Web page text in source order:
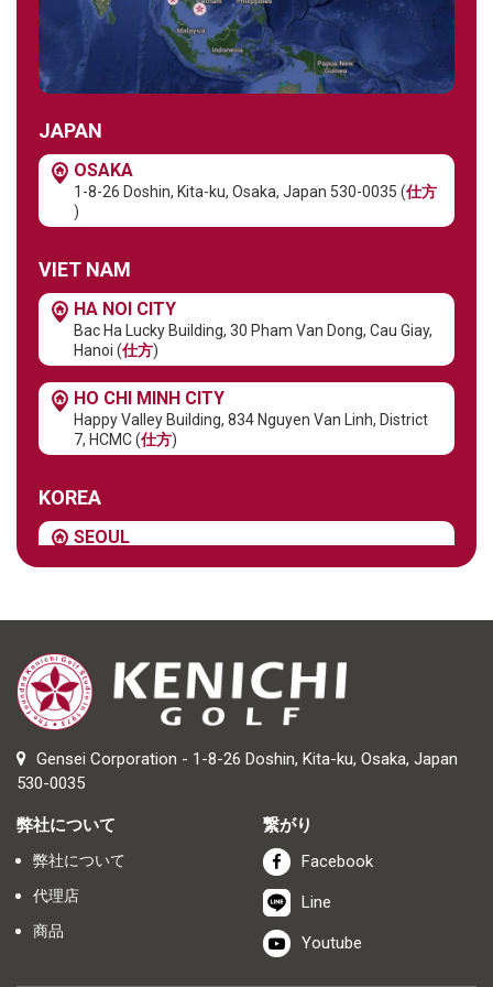
JAPAN
OSAKA
1-8-26 Doshin, Kita-ku, Osaka, Japan 530-0035 (仕方
)
VIET NAM
HA NOI CITY
Bac Ha Lucky Building, 30 Pham Van Dong, Cau Giay,
Hanoi (仕方)
HO CHI MINH CITY
Happy Valley Building, 834 Nguyen Van Linh, District
7, HCMC (仕方)
KOREA
SEOUL
Gensei Corporation - 1-8-26 Doshin, Kita-ku, Osaka, Japan
530-0035
弊社について
弊社について
代理店
商品
繋がり
Facebook
Line
Youtube